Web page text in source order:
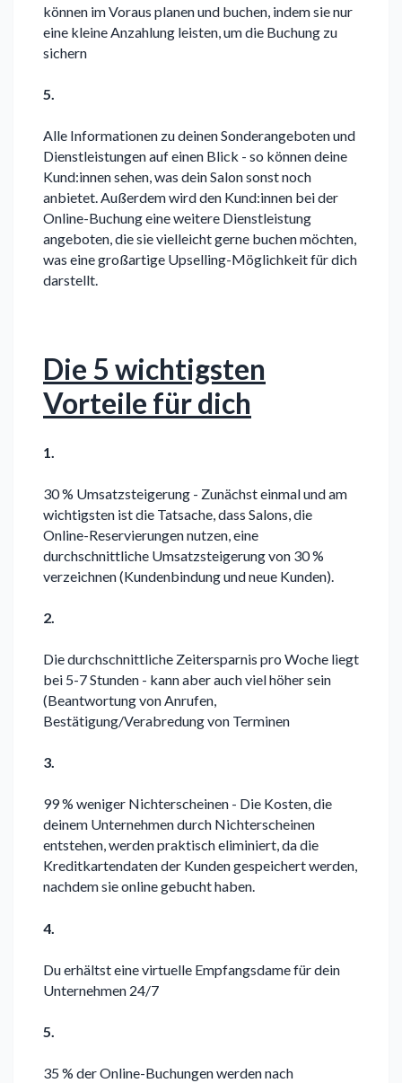
können im Voraus planen und buchen, indem sie nur
eine kleine Anzahlung leisten, um die Buchung zu
sichern
5.
Alle Informationen zu deinen Sonderangeboten und
Dienstleistungen auf einen Blick - so können deine
Kund:innen sehen, was dein Salon sonst noch
anbietet. Außerdem wird den Kund:innen bei der
Online-Buchung eine weitere Dienstleistung
angeboten, die sie vielleicht gerne buchen möchten,
was eine großartige Upselling-Möglichkeit für dich
darstellt.
Die 5 wichtigsten
Vorteile für dich
1.
30 % Umsatzsteigerung - Zunächst einmal und am
wichtigsten ist die Tatsache, dass Salons, die
Online-Reservierungen nutzen, eine
durchschnittliche Umsatzsteigerung von 30 %
verzeichnen (Kundenbindung und neue Kunden).
2.
Die durchschnittliche Zeitersparnis pro Woche liegt
bei 5-7 Stunden - kann aber auch viel höher sein
(Beantwortung von Anrufen,
Bestätigung/Verabredung von Terminen
3.
99 % weniger Nichterscheinen - Die Kosten, die
deinem Unternehmen durch Nichterscheinen
entstehen, werden praktisch eliminiert, da die
Kreditkartendaten der Kunden gespeichert werden,
nachdem sie online gebucht haben.
4.
Du erhältst eine virtuelle Empfangsdame für dein
Unternehmen 24/7
5.
35 % der Online-Buchungen werden nach